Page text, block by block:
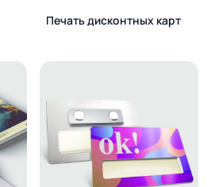
Печать дисконтных карт